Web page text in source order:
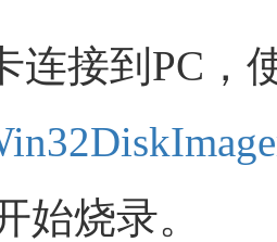
连接到PC，
始烧录。